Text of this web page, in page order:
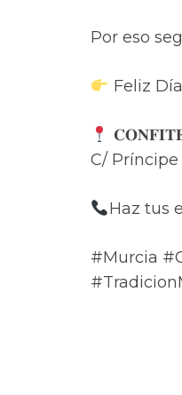
Por eso
Feliz
C/ Príncipe
Haz tus
#Murcia